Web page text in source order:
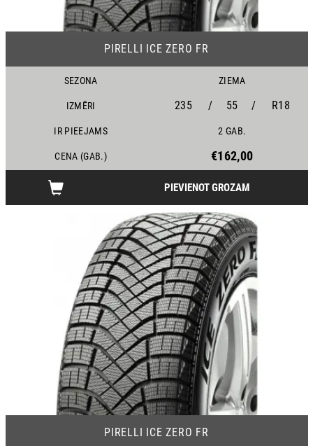
PIRELLI ICE ZERO FR
SEZONA ZIEMA
IZMĒRI 235 / 55 / R18
IR PIEEJAMS 2 GAB.
CENA (GAB.) €162,00
PIEVIENOT GROZAM
PIRELLI ICE ZERO FR